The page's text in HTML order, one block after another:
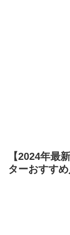
【2024年最
ターおすす